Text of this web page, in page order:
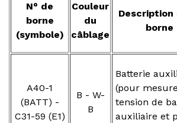
N° de
borne
(symbole)
Couleur
du
câblage
Description
borne
A40-1
(BATT) -
C31-59 (E1)
B - W-
B
Batterie
(pour
tension de
auxiliaire et